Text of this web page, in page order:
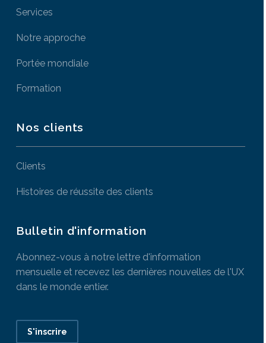
Services
Notre approche
Portée mondiale
Formation
Nos clients
Clients
Histoires de réussite des clients
Bulletin d'information
Abonnez-vous à notre lettre d'information
mensuelle et recevez les dernières nouvelles de l'UX
dans le monde entier.
S'inscrire